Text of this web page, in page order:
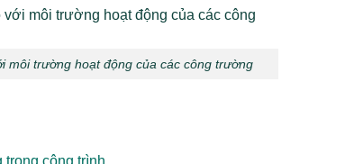
trường hoạt động của các công trường
công trình